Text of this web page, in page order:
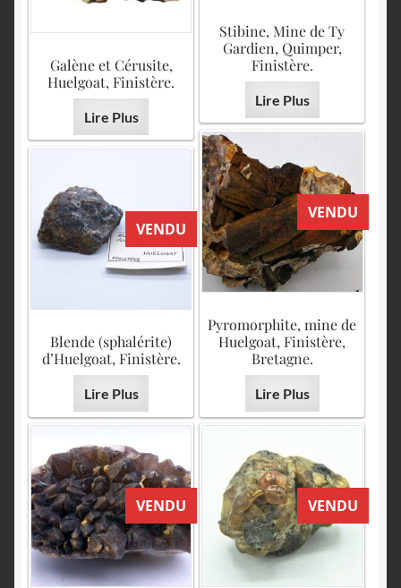
Stibine, Mine de Ty
Gardien, Quimper,
Finistère.
Lire Plus
Galène et Cérusite,
Huelgoat, Finistère.
Lire Plus
VENDU
Pyromorphite, mine de
Huelgoat, Finistère,
Bretagne.
Lire Plus
VENDU
Blende (sphalérite)
d’Huelgoat, Finistère.
Lire Plus
VENDU VENDU